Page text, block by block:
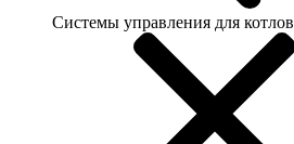
Системы управления для котлов